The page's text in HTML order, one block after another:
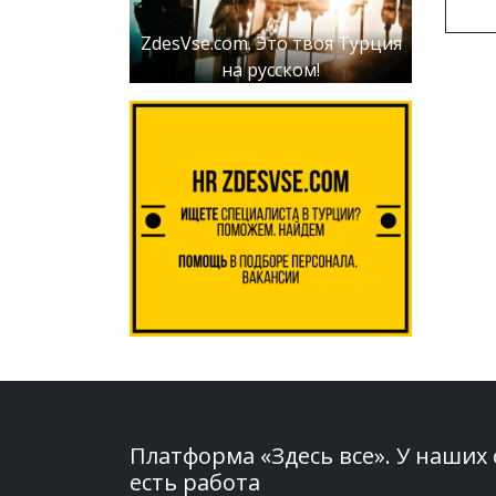
ZdesVse.com. Это твоя Турция
на русском!
Платформа «Здесь все». У наших
есть работа